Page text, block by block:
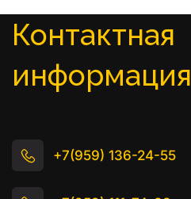
Контактная
информация
+7(959) 136-24-55